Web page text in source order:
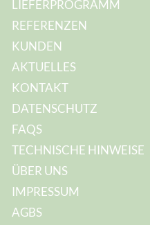
LIEFERPROGRAMM
REFERENZEN
KUNDEN
AKTUELLES
KONTAKT
DATENSCHUTZ
FAQS
TECHNISCHE HINWEISE
ÜBER UNS
IMPRESSUM
AGBS